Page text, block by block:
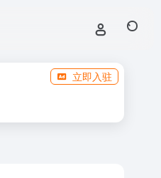
立即入驻